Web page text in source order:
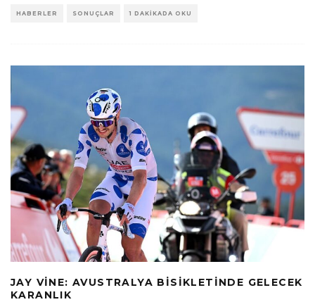
HABERLER SONUÇLAR 1 DAKIKADA OKU
JAY VINE: AVUSTRALYA BISIKLETINDE GELECEK
KARANLIK